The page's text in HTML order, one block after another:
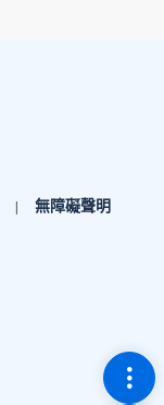
切
無障礙聲明